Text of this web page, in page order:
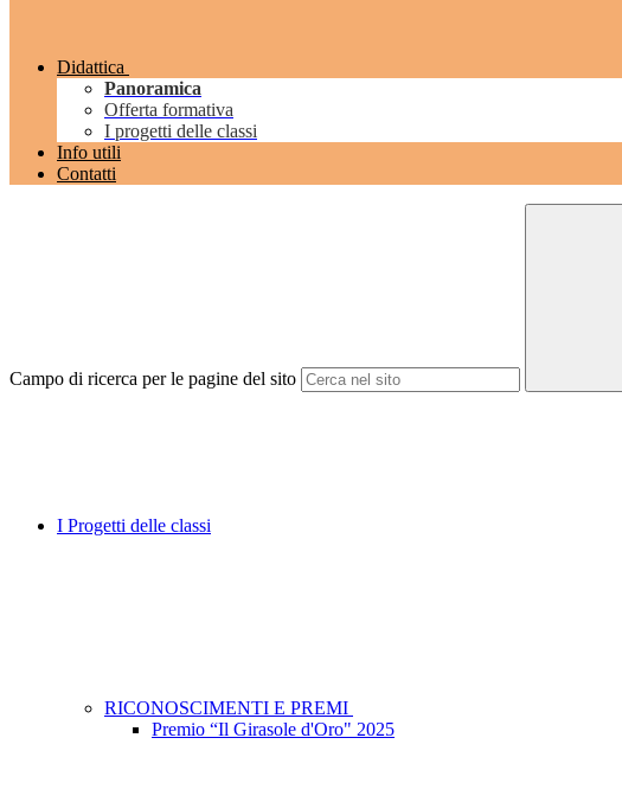
Didattica
Panoramica
Offerta formativa
I progetti delle classi
Info utili
Contatti
Campo di ricerca per le pagine del sito
I Progetti delle classi
RICONOSCIMENTI E PREMI
Premio “Il Girasole d'Oro" 2025